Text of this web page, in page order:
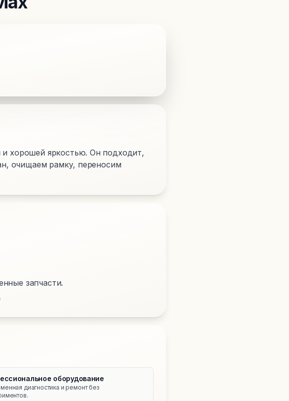
хорошей яркостью. Он подходит,
очищаем рамку, переносим
запчасти.
оборудование
диагностика и ремонт без